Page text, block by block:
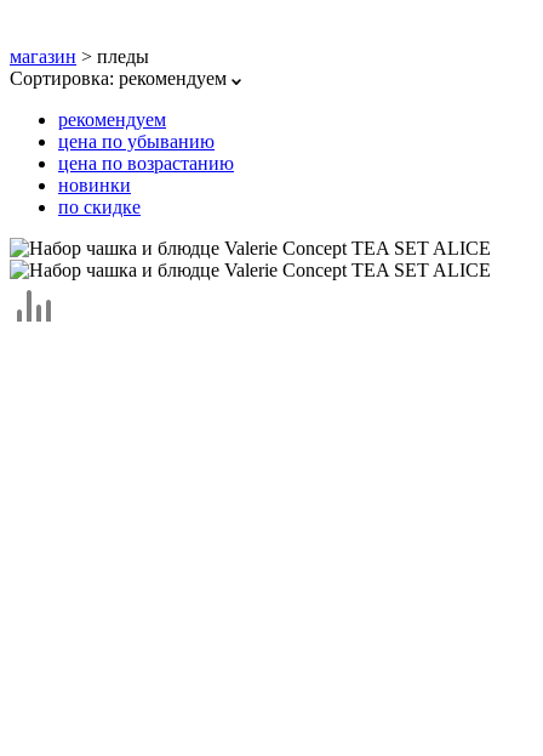
магазин > пледы
Сортировка: рекомендуем
рекомендуем
цена по убыванию
цена по возрастанию
новинки
по скидке